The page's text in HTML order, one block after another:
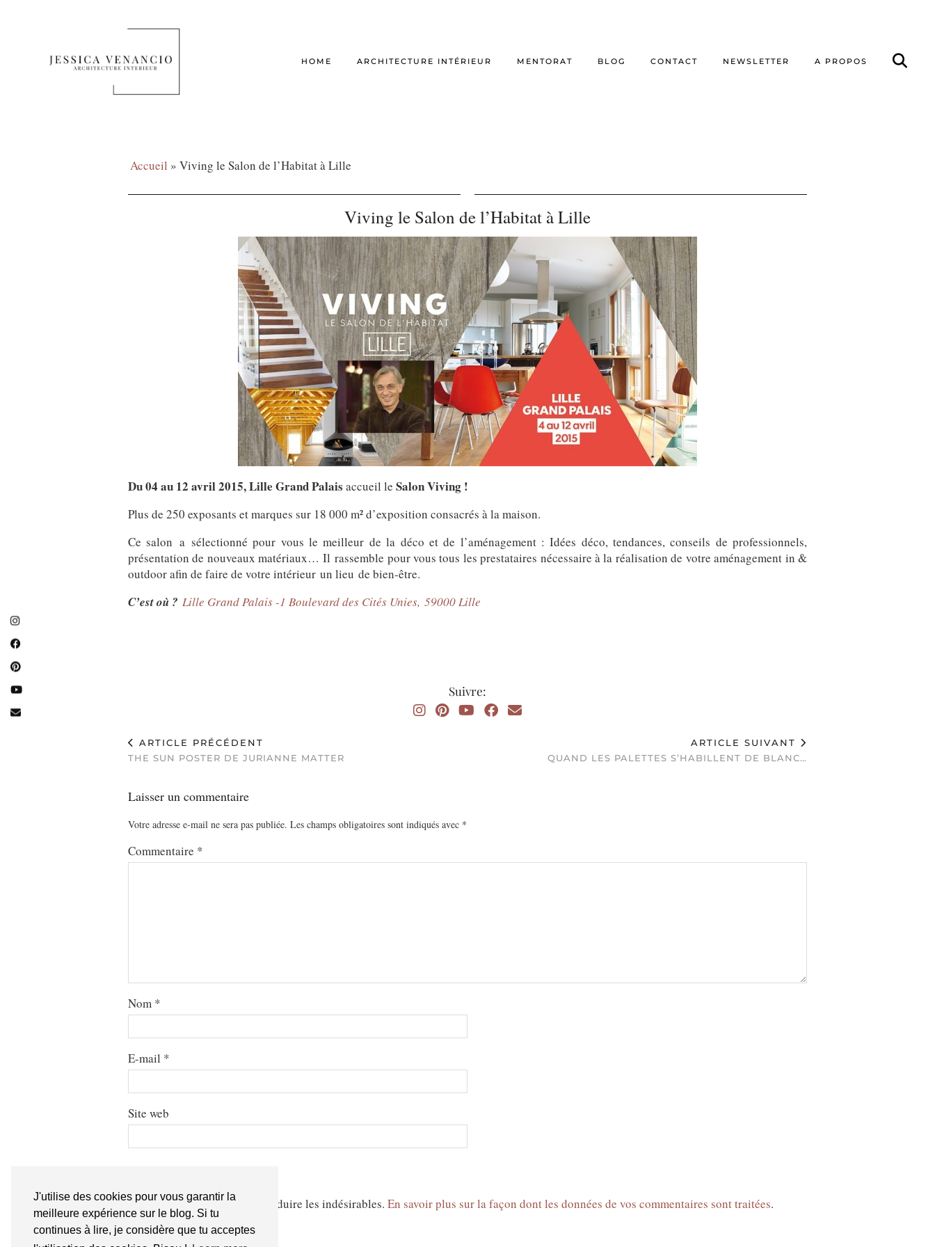
J'utilise des cookies pour vous garantir la
meilleure expérience sur le blog. Si tu
continues à lire, je considère que tu acceptes
HOME ARCHITECTURE INTÉRIEUR MENTORAT BLOG CONTACT NEWSLETTER A PROPOS
Accueil » Viving le Salon de l’Habitat à Lille
Viving le Salon de l’Habitat à Lille
Du 04 au 12 avril 2015,Lille Grand Palais accueil le Salon Viving !
Plus de 250 exposants et marques sur 18 000 m² d’exposition consacrés à la maison.
Ce salon a sélectionné pour vous le meilleur de la déco et de l’aménagement : Idées déco, tendances, conseils de professionnels,
présentation de nouveaux matériaux… Il rassemble pour vous tous les prestataires nécessaire à la réalisation de votre aménagement in &
outdoor afin de faire de votre intérieur un lieu de bien-être.
C’est où ? Lille Grand Palais -1 Boulevard des Cités Unies, 59000 Lille
Suivre:
ARTICLE PRÉCÉDENT
THE SUN POSTER DE JURIANNE MATTER
ARTICLE SUIVANT
QUAND LES PALETTES S’HABILLENT DE BLANC…
Laisser un commentaire
Votre adresse e-mail ne sera pas publiée. Les champs obligatoires sont indiqués avec *
Commentaire *
Nom *
E-mail *
Site web
Ce site utilise Akismet pour réduire les indésirables. En savoir plus sur la façon dont les données de vos commentaires sont traitées.